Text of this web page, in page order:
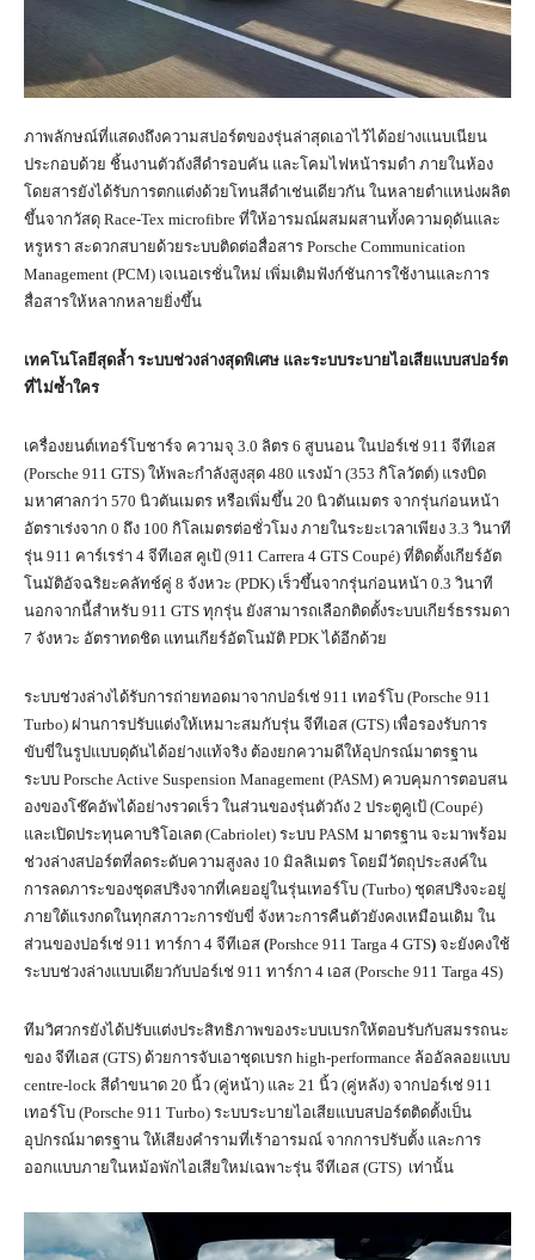
ภาพลักษณ์ที่แสดงถึงความสปอร์ตของรุ่นล่าสุดเอาไว้ได้อย่างแนบเนียน
ประกอบด้วย ชิ้นงานตัวถังสีดำรอบคัน และโคมไฟหน้ารมดำ ภายในห้อง
โดยสารยังได้รับการตกแต่งด้วยโทนสีดำเช่นเดียวกัน ในหลายตำแหน่งผลิต
ขึ้นจากวัสดุ Race-Tex microfibre ที่ให้อารมณ์ผสมผสานทั้งความดุดันและ
หรูหรา สะดวกสบายด้วยระบบติดต่อสื่อสาร Porsche Communication
Management (PCM) เจเนอเรชั่นใหม่ เพิ่มเติมฟังก์ชันการใช้งานและการ
สื่อสารให้หลากหลายยิ่งขึ้น
เทคโนโลยีสุดล้ำ ระบบช่วงล่างสุดพิเศษ และระบบระบายไอเสียแบบสปอร์ต
ที่ไม่ซ้ำใคร
เครื่องยนต์เทอร์โบชาร์จ ความจุ 3.0 ลิตร 6 สูบนอน ในปอร์เช่ 911 จีทีเอส
(Porsche 911 GTS) ให้พละกำลังสูงสุด 480 แรงม้า (353 กิโลวัตต์) แรงบิด
มหาศาลกว่า 570 นิวตันเมตร หรือเพิ่มขึ้น 20 นิวตันเมตร จากรุ่นก่อนหน้า
อัตราเร่งจาก 0 ถึง 100 กิโลเมตรต่อชั่วโมง ภายในระยะเวลาเพียง 3.3 วินาที
รุ่น 911 คาร์เรร่า 4 จีทีเอส คูเป้ (911 Carrera 4 GTS Coupé) ที่ติดตั้งเกียร์อัต
โนมัติอัจฉริยะคลัทช์คู่ 8 จังหวะ (PDK) เร็วขึ้นจากรุ่นก่อนหน้า 0.3 วินาที
นอกจากนี้สำหรับ 911 GTS ทุกรุ่น ยังสามารถเลือกติดตั้งระบบเกียร์ธรรมดา
7 จังหวะ อัตราทดชิด แทนเกียร์อัตโนมัติ PDK ได้อีกด้วย
ระบบช่วงล่างได้รับการถ่ายทอดมาจากปอร์เช่ 911 เทอร์โบ (Porsche 911
Turbo) ผ่านการปรับแต่งให้เหมาะสมกับรุ่น จีทีเอส (GTS) เพื่อรองรับการ
ขับขี่ในรูปแบบดุดันได้อย่างแท้จริง ต้องยกความดีให้อุปกรณ์มาตรฐาน
ระบบ Porsche Active Suspension Management (PASM) ควบคุมการตอบสน
องของโช๊คอัพได้อย่างรวดเร็ว ในส่วนของรุ่นตัวถัง 2 ประตูคูเป้ (Coupé)
และเปิดประทุนคาบริโอเลต (Cabriolet) ระบบ PASM มาตรฐาน จะมาพร้อม
ช่วงล่างสปอร์ตที่ลดระดับความสูงลง 10 มิลลิเมตร โดยมีวัตถุประสงค์ใน
การลดภาระของชุดสปริงจากที่เคยอยู่ในรุ่นเทอร์โบ (Turbo) ชุดสปริงจะอยู่
ภายใต้แรงกดในทุกสภาวะการขับขี่ จังหวะการคืนตัวยังคงเหมือนเดิม ใน
ส่วนของปอร์เช่ 911 ทาร์กา 4 จีทีเอส (Porshce 911 Targa 4 GTS) จะยังคงใช้
ระบบช่วงล่างแบบเดียวกับปอร์เช่ 911 ทาร์กา 4 เอส (Porsche 911 Targa 4S)
ทีมวิศวกรยังได้ปรับแต่งประสิทธิภาพของระบบเบรกให้ตอบรับกับสมรรถนะ
ของ จีทีเอส (GTS) ด้วยการจับเอาชุดเบรก high-performance ล้ออัลลอยแบบ
centre-lock สีดำขนาด 20 นิ้ว (คู่หน้า) และ 21 นิ้ว (คู่หลัง) จากปอร์เช่ 911
เทอร์โบ (Porsche 911 Turbo) ระบบระบายไอเสียแบบสปอร์ตติดตั้งเป็น
อุปกรณ์มาตรฐาน ให้เสียงคำรามที่เร้าอารมณ์ จากการปรับตั้ง และการ
ออกแบบภายในหม้อพักไอเสียใหม่เฉพาะรุ่น จีทีเอส (GTS) เท่านั้น